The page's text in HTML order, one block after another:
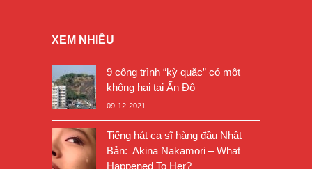
XEM NHIỀU
9 công trình “kỳ quặc” có một
không hai tại Ấn Độ
09-12-2021
Tiếng hát ca sĩ hàng đầu Nhật
Bản: Akina Nakamori – What
Happened To Her?